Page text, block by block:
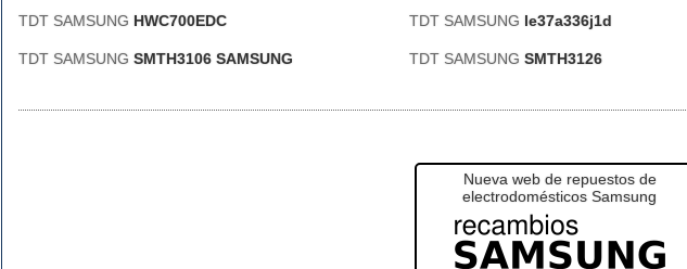
TDT SAMSUNG HWC700EDC TDT SAMSUNG le37a336j1d
TDT SAMSUNG SMTH3106 SAMSUNG TDT SAMSUNG SMTH3126
Nueva web de repuestos de
electrodomésticos Samsung